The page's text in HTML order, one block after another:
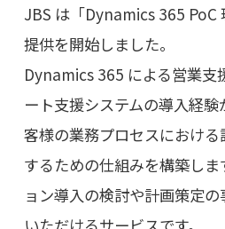
JBS は「Dynamics 365 PoC
提供を開始しました。
Dynamics 365 による営業支
ート支援システムの導入経
客様の業務プロセスにおけ
するための仕組みを構築し
ョン導入の検討や計画策定